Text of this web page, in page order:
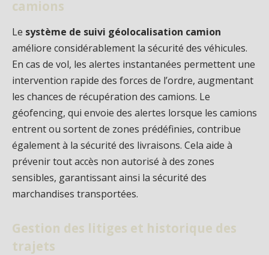
camions
Le système de suivi géolocalisation camion
améliore considérablement la sécurité des véhicules.
En cas de vol, les alertes instantanées permettent une
intervention rapide des forces de l’ordre, augmentant
les chances de récupération des camions. Le
géofencing, qui envoie des alertes lorsque les camions
entrent ou sortent de zones prédéfinies, contribue
également à la sécurité des livraisons. Cela aide à
prévenir tout accès non autorisé à des zones
sensibles, garantissant ainsi la sécurité des
marchandises transportées.
Gestion des litiges et historique des
trajets